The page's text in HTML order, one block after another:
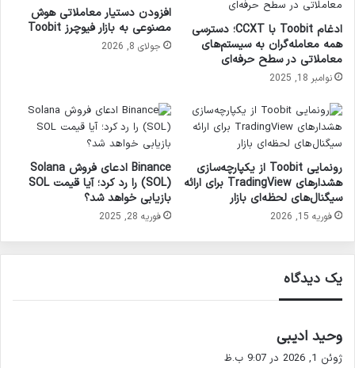
ادغام Toobit با CCXT؛ دسترسی
همه معامله‌گران به سیستم‌های
معاملاتی در سطح حرفه‌ای
نوامبر 18, 2025
افزودن دستیار معاملاتی هوش
مصنوعی به بازار فیوچرز Toobit
جولای 8, 2026
رونمایی Toobit از یکپارچه‌سازی
هشدارهای TradingView برای ارائه
سیگنال‌های لحظه‌ای بازار
فوریه 15, 2026
Binance ادعای فروش Solana
(SOL) را رد کرد؛ آیا قیمت SOL
بازیابی خواهد شد؟
فوریه 28, 2025
یک دیدگاه
وحید ادیبی
ف
ژوئن 1, 2026 در 9:07 ب.ظ